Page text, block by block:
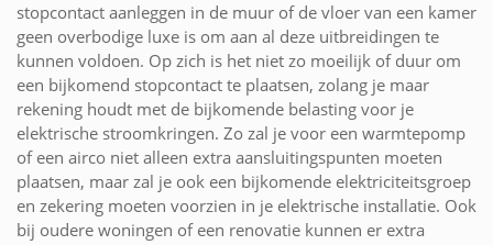
stopcontact aanleggen in de muur of de vloer van een kamer
geen overbodige luxe is om aan al deze uitbreidingen te
kunnen voldoen. Op zich is het niet zo moeilijk of duur om
een bijkomend stopcontact te plaatsen, zolang je maar
rekening houdt met de bijkomende belasting voor je
elektrische stroomkringen. Zo zal je voor een warmtepomp
of een airco niet alleen extra aansluitingspunten moeten
plaatsen, maar zal je ook een bijkomende elektriciteitsgroep
en zekering moeten voorzien in je elektrische installatie. Ook
bij oudere woningen of een renovatie kunnen er extra